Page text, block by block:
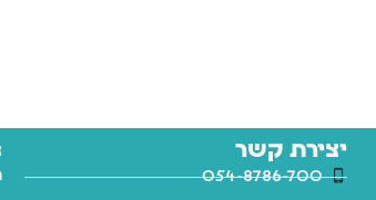
יצירת קשר
054-8786-700